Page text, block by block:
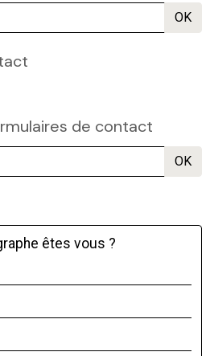
OK
de contact
OK
êtes vous ?